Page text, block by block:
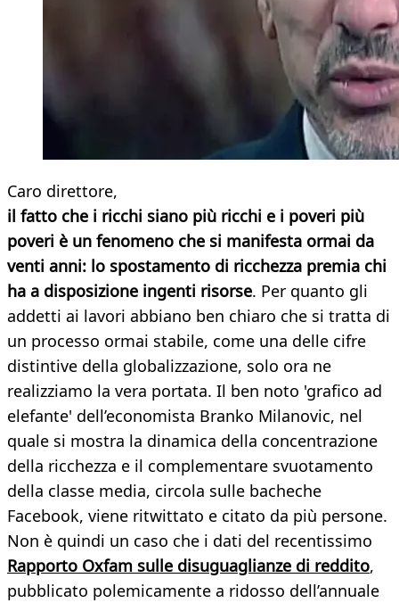
Caro direttore,
il fatto che i ricchi siano più ricchi e i poveri più
poveri è un fenomeno che si manifesta ormai da
venti anni: lo spostamento di ricchezza premia chi
ha a disposizione ingenti risorse. Per quanto gli
addetti ai lavori abbiano ben chiaro che si tratta di
un processo ormai stabile, come una delle cifre
distintive della globalizzazione, solo ora ne
realizziamo la vera portata. Il ben noto 'grafico ad
elefante' dell’economista Branko Milanovic, nel
quale si mostra la dinamica della concentrazione
della ricchezza e il complementare svuotamento
della classe media, circola sulle bacheche
Facebook, viene ritwittato e citato da più persone.
Non è quindi un caso che i dati del recentissimo
Rapporto Oxfam sulle disuguaglianze di reddito,
pubblicato polemicamente a ridosso dell’annuale